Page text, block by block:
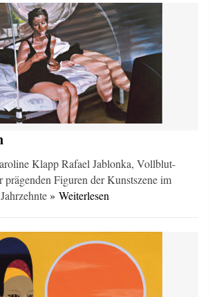
Klapp Rafael Jablonka, Vollblut-
prägenden Figuren der Kunstszene im
» Weiterlesen